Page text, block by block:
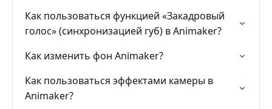
Как пользоваться функцией «Закадровый
голос» (синхронизацией губ) в Animaker?
Как изменить фон Animaker?
Как пользоваться эффектами камеры в
Animaker?